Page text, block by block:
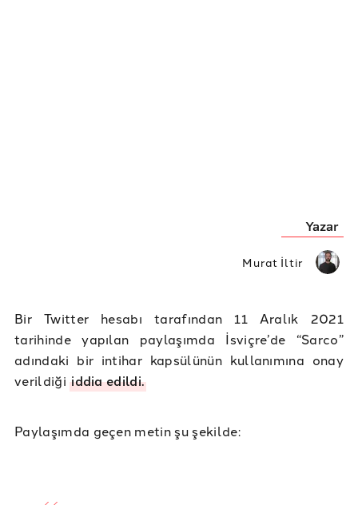
Yazar
Murat İltir
Bir Twitter hesabı tarafından 11 Aralık 2021
tarihinde yapılan paylaşımda İsviçre’de “Sarco”
adındaki bir intihar kapsülünün kullanımına onay
verildiğiiddia edildi.
Paylaşımda geçen metin şu şekilde: